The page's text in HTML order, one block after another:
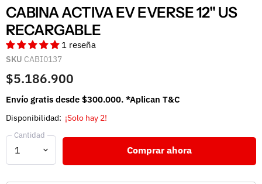
CABINA ACTIVA EV EVERSE 12" US
RECARGABLE
1 reseña
SKU CABI0137
$5.186.900
Envío gratis desde $300.000. *Aplican T&C
Disponibilidad: ¡Solo hay 2!
Cantidad
Comprar ahora